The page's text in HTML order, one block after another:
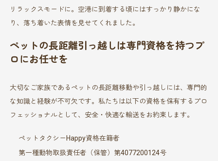
リラックスモードに。空港に到着する頃にはすっかり静かにな
り、落ち着いた表情を見せてくれました。
ペットの長距離引っ越しは専門資格を持つプ
ロにお任せを
大切なご家族であるペットの長距離移動や引っ越しには、専門的
な知識と経験が不可欠です。私たちは以下の資格を保有するプロ
フェッショナルとして、安全・快適な輸送をお約束します。
ペットタクシーHappy資格在籍者
第一種動物取扱責任者（保管）第4077200124号